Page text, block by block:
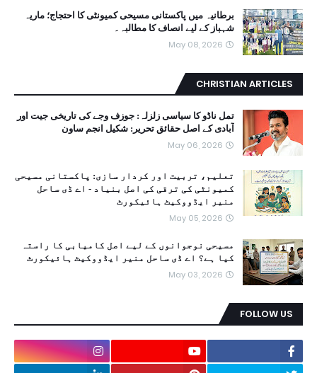
برطانیہ میں پاکستانی مسیحی کمیونٹی کا احتجاج؛ ماریہ
شہباز کے لیے انصاف کا مطالبہ۔
May 08, 2026
CHRISTIAN ARTICLES
تمل ناڈو کا سیاسی زلزلہ: جوزف وجے کی تاریخی جیت اور
آبادی کے اصل حقائق تحریر: شکیل انجم ساون
May 06, 2026
تعلیم، تربیت اور کردار سازی: پاکستانی مسیحی
کمیونٹی کی ترقی کی اصل بنیاد - اے ڈی ساحل
منیر ایڈووکیٹ ہائیکورٹ
May 05, 2026
مسیحی نوجوانوں کے لیے اصل کامیابی کا راستہ
کیا ہے؟ اے ڈی ساحل منیر ایڈووکیٹ ہائیکورٹ
May 03, 2026
FOLLOW US